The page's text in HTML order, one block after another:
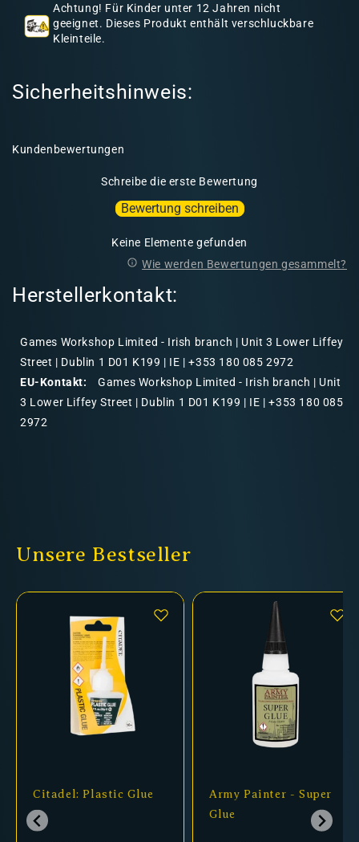
Achtung! Für Kinder unter 12 Jahren nicht
geeignet. Dieses Produkt enthält verschluckbare
Kleinteile.
Sicherheitshinweis:
Kundenbewertungen
Schreibe die erste Bewertung
Bewertung schreiben
Keine Elemente gefunden
Wie werden Bewertungen gesammelt?
Herstellerkontakt:
Games Workshop Limited - Irish branch | Unit 3 Lower Liffey
Street | Dublin 1 D01 K199 | IE | +353 180 085 2972
EU-Kontakt:
Games Workshop Limited - Irish branch | Unit
3 Lower Liffey Street | Dublin 1 D01 K199 | IE | +353 180 085
2972
Unsere Bestseller
Citadel: Plastic Glue
Army Painter - Super
Glue